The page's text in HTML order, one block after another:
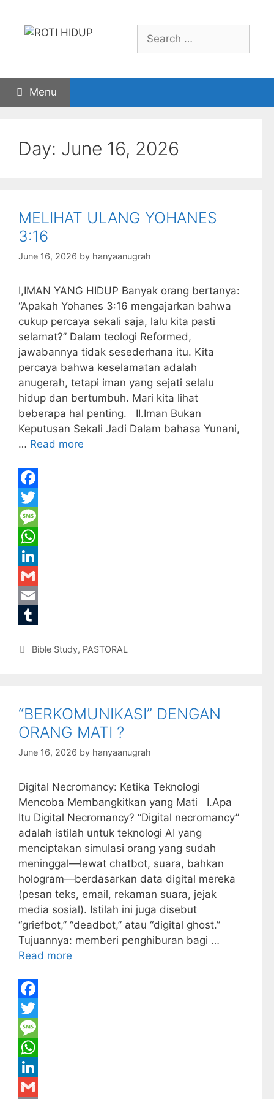
content
Search
for:
Menu
Day: June 16, 2026
MELIHAT ULANG YOHANES
3:16
June 16, 2026 by hanyaanugrah
I,IMAN YANG HIDUP Banyak orang bertanya:
“Apakah Yohanes 3:16 mengajarkan bahwa
cukup percaya sekali saja, lalu kita pasti
selamat?” Dalam teologi Reformed,
jawabannya tidak sesederhana itu. Kita
percaya bahwa keselamatan adalah
anugerah, tetapi iman yang sejati selalu
hidup dan bertumbuh. Mari kita lihat
beberapa hal penting. II.Iman Bukan
Keputusan Sekali Jadi Dalam bahasa Yunani,
… Read more
F
a
c
e
b
o
o
T
w
t
t
e
M
e
s
s
a
e
W
h
a
A
L
n
e
n
G
m
i
E
a
u
l
r
Categories
Bible Study, PASTORAL
“BERKOMUNIKASI” DENGAN
ORANG MATI ?
June 16, 2026 by hanyaanugrah
Digital Necromancy: Ketika Teknologi
Mencoba Membangkitkan yang Mati I.Apa
Itu Digital Necromancy? “Digital necromancy”
adalah istilah untuk teknologi AI yang
menciptakan simulasi orang yang sudah
meninggal—lewat chatbot, suara, bahkan
hologram—berdasarkan data digital mereka
(pesan teks, email, rekaman suara, jejak
media sosial). Istilah ini juga disebut
“griefbot,” “deadbot,” atau “digital ghost.”
Tujuannya: memberi penghiburan bagi …
Read more
F
a
c
e
b
T
w
t
M
e
s
W
h
L